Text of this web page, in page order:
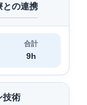
との連携
合計
9h
技術